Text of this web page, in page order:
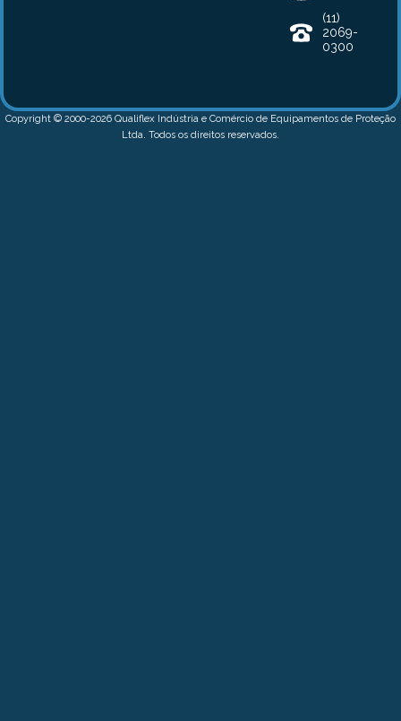
(11)
2069-
0300
Copyright © 2000-2026 Qualiflex Indústria e Comércio de Equipamentos de Proteção
Ltda. Todos os direitos reservados.